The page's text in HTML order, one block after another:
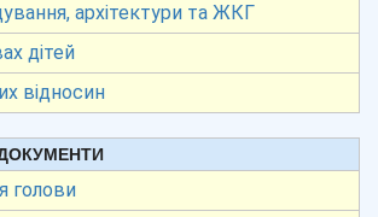
архітектури та ЖКГ
дітей
відносин
голови